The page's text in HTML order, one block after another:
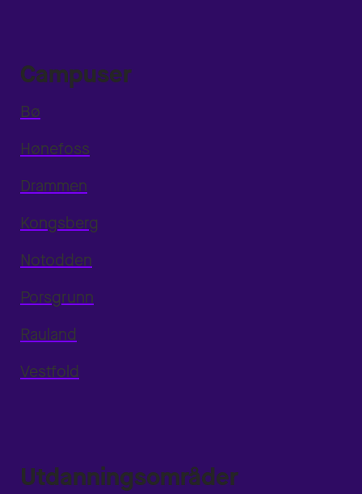
Campuser
Bø
Hønefoss
Drammen
Kongsberg
Notodden
Porsgrunn
Rauland
Vestfold
Utdanningsområder